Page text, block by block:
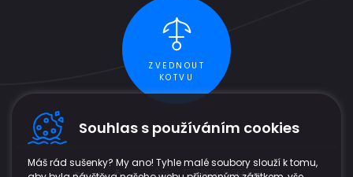
Souhlas s používáním cookies
Máš rád sušenky? My ano! Tyhle malé soubory slouží k tomu,
ZVEDNOUT
KOTVU